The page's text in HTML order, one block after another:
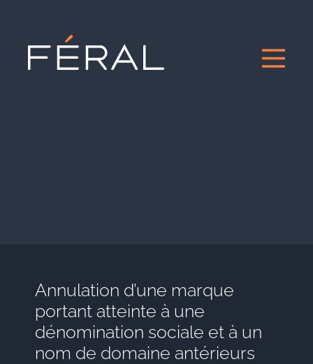
Annulation d’une marque
portant atteinte à une
dénomination sociale et à un
nom de domaine antérieurs